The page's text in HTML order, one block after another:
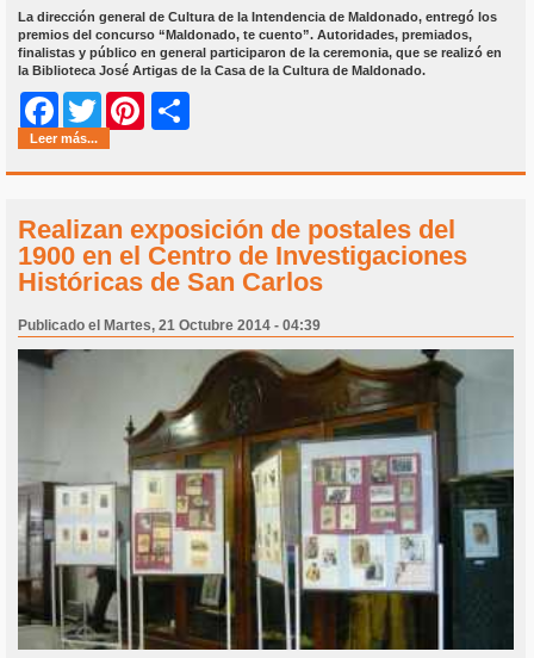
La dirección general de Cultura de la Intendencia de Maldonado, entregó los
premios del concurso “Maldonado, te cuento”. Autoridades, premiados,
finalistas y público en general participaron de la ceremonia, que se realizó en
la Biblioteca José Artigas de la Casa de la Cultura de Maldonado.
Facebook
Twitter Pinterest
Leer más...
Realizan exposición de postales del
1900 en el Centro de Investigaciones
Históricas de San Carlos
Publicado el Martes, 21 Octubre 2014 - 04:39